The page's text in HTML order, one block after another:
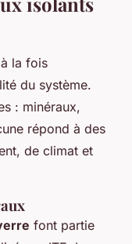
la fois
du système.
: minéraux,
répond à des
de climat et
font partie